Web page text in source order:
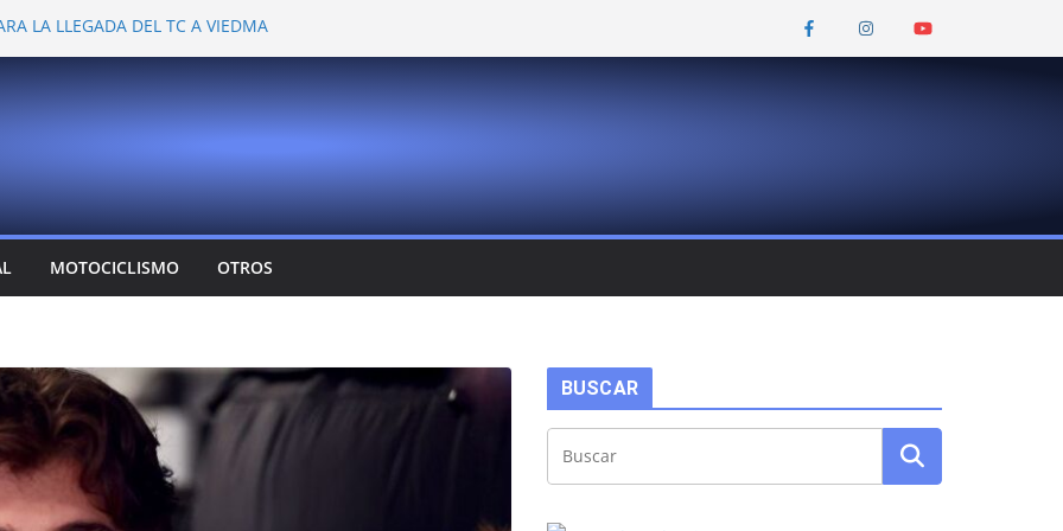
LA LLEGADA DEL TC A VIEDMA
EN LA PLATA
VER A TANTOS PILOTOS
DEJÓ CAMBIOS EN LOS CAMPEONATOS
CONFIRMA SU REGRESO AL TOP RACE
MOTOCICLISMO OTROS
BUSCAR